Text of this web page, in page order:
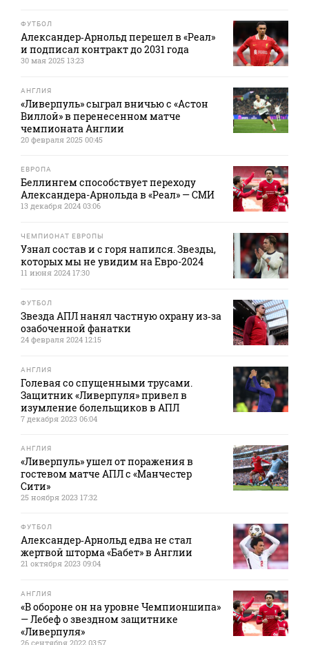
ФУТБОЛ
Александер‑Арнольд перешел в «Реал»
и подписал контракт до 2031 года
30 мая 2025 13:23
АНГЛИЯ
«Ливерпуль» сыграл вничью с «Астон
Виллой» в перенесенном матче
чемпионата Англии
20 февраля 2025 00:45
ЕВРОПА
Беллингем способствует переходу
Александера-Арнольда в «Реал» — СМИ
13 декабря 2024 03:06
ЧЕМПИОНАТ ЕВРОПЫ
Узнал состав и с горя напился. Звезды,
которых мы не увидим на Евро-2024
11 июня 2024 17:30
ФУТБОЛ
Звезда АПЛ нанял частную охрану из‑за
озабоченной фанатки
24 февраля 2024 12:15
АНГЛИЯ
Голевая со спущенными трусами.
Защитник «Ливерпуля» привел в
изумление болельщиков в АПЛ
7 декабря 2023 06:04
АНГЛИЯ
«Ливерпуль» ушел от поражения в
гостевом матче АПЛ с «Манчестер
Сити»
25 ноября 2023 17:32
ФУТБОЛ
Александер‑Арнольд едва не стал
жертвой шторма «Бабет» в Англии
21 октября 2023 09:04
АНГЛИЯ
«В обороне он на уровне Чемпионшипа»
— Лебеф о звездном защитнике
«Ливерпуля»
26 сентября 2022 03:57